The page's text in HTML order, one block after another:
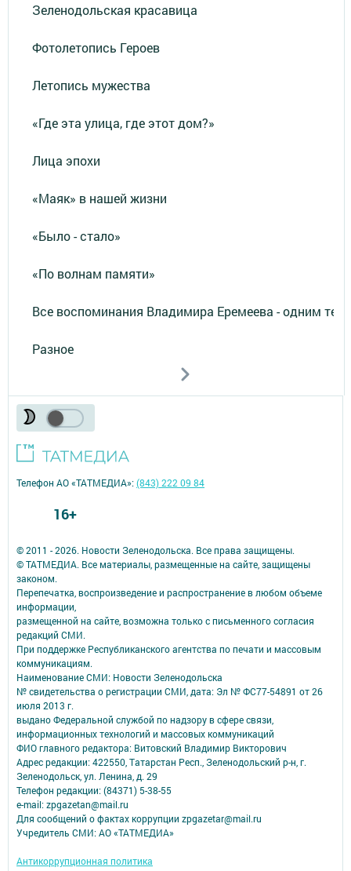
Зеленодольская красавица
Фотолетопись Героев
Летопись мужества
«Где эта улица, где этот дом?»
Лица эпохи
«Маяк» в нашей жизни
«Было - стало»
«По волнам памяти»
Все воспоминания Владимира Еремеева - одним
Разное
© 2011 - 2026. Новости Зеленодольска. Все права защищены.
© ТАТМЕДИА. Все материалы, размещенные на сайте, защищены
законом.
Перепечатка, воспроизведение и распространение в любом объеме
информации,
размещенной на сайте, возможна только с письменного согласия
редакций СМИ.
При поддержке Республиканского агентства по печати и массовым
коммуникациям.
Наименование СМИ: Новости Зеленодольска
№ свидетельства о регистрации СМИ, дата: Эл № ФС77-54891 от 26
июля 2013 г.
выдано Федеральной службой по надзору в сфере связи,
информационных технологий и массовых коммуникаций
ФИО главного редактора: Витовский Владимир Викторович
Адрес редакции: 422550, Татарстан Респ., Зеленодольский р-н, г.
Зеленодольск, ул. Ленина, д. 29
Телефон редакции: (84371) 5-38-55
e-mail: zpgazetan@mail.ru
Для сообщений о фактах коррупции zpgazetar@mail.ru
Учредитель СМИ: АО «ТАТМЕДИА»
Антикоррупционная политика
Телефон АО «ТАТМЕДИА»:(843) 222 09 84
16+